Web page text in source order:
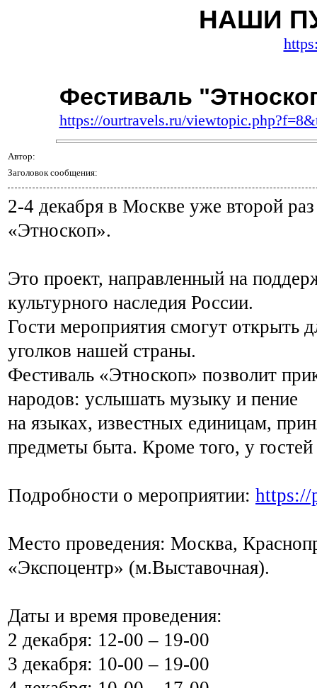
НАШИ
Фестиваль
https://ourtravels.ru/
Автор:
Заголовок сообщения:
2-4 декабря в Москве уже второй
«Этноскоп».
Это проект, направленный на
культурного наследия России.
Гости мероприятия смогут открыть
уголков нашей страны.
Фестиваль «Этноскоп» позволит
народов: услышать музыку и пение
на языках, известных единицам,
предметы быта. Кроме того, у
Подробности о мероприятии: https://
Место проведения: Москва,
«Экспоцентр» (м.Выставочная).
Даты и время проведения:
2 декабря: 12-00 – 19-00
3 декабря: 10-00 – 19-00